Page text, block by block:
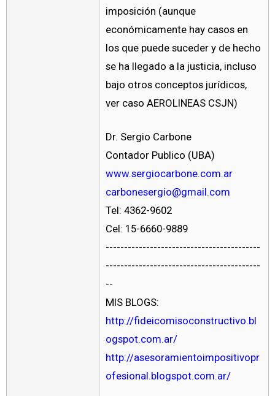
imposición (aunque
económicamente hay casos en
los que puede suceder y de hecho
se ha llegado a la justicia, incluso
bajo otros conceptos jurídicos,
ver caso AEROLINEAS CSJN)
Dr. Sergio Carbone
Contador Publico (UBA)
www.sergiocarbone.com.ar
carbonesergio@gmail.com
Tel: 4362-9602
Cel: 15-6660-9889
------------------------------------------
------------------------------------------
--
MIS BLOGS:
http://fideicomisoconstructivo.bl
ogspot.com.ar/
http://asesoramientoimpositivopr
ofesional.blogspot.com.ar/